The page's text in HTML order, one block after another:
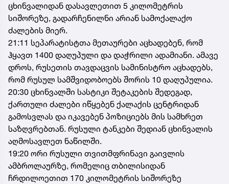
ცხინვალიდან დასავლეთით 5 კილომეტრის
სიშორეზე, გადარჩენილნი არიან სამოქალაქო
ძალების მიერ.
21:11 სეპარატისტთა მეთაურები აცხადებენ, რომ
ჰყავთ 1400 დაღუპული და დაჭრილი ადამიანი. ამავე
დროს, რუსეთის თავდაცვის სამინისტრო აცხადებს,
რომ რუსულ სამშვიდობოებს შორის 10 დაღუპულია.
20:30 ცხინვალში სასტიკი შეტაკების შედეგად,
ქართული ძალები იწყებენ ქალაქის ცენტრიდან
გამოსვლას და იკავებენ პოზიციებს მის სამხრეთ
საზღვრებთან. რუსული ტანკები შედიან ცხინვალის
აღმოსავლეთ ნაწილში.
19:20 ორი რუსული თვითმფრინავი გაივლის
ამბროლაურზე, რომელიც თბილისიდან
ჩრდილოეთით 170 კილომეტრის სიშორეზე